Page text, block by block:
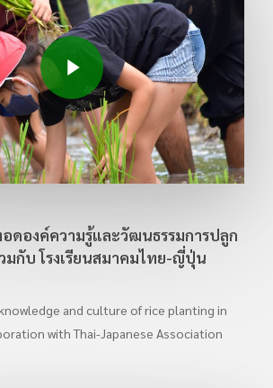
Play Video
อดองค์ความรู้และวัฒนธรรมการปลูก
มกับ โรงเรียนสมาคมไทย-ญี่ปุ่น
and culture of rice planting in
with Thai-Japanese Association